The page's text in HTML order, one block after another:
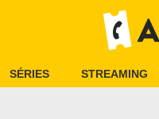
SÉRIES STREAMING